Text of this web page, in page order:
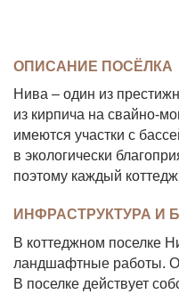
ОПИСАНИЕ ПОСЁЛКА
Нива – один из
из кирпича на свайно-
имеются участки с
в экологически
поэтому каждый
ИНФРАСТРУКТУРА И
В коттеджном поселке
ландшафтные работы.
В поселке действует